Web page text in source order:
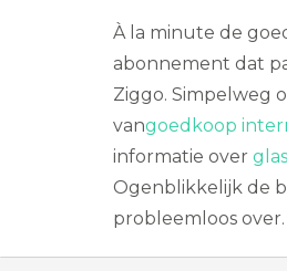
À la minute de
abonnement dat
Ziggo. Simpelweg
vangoedkoop
informatie over
Ogenblikkelijk de
probleemloos over.